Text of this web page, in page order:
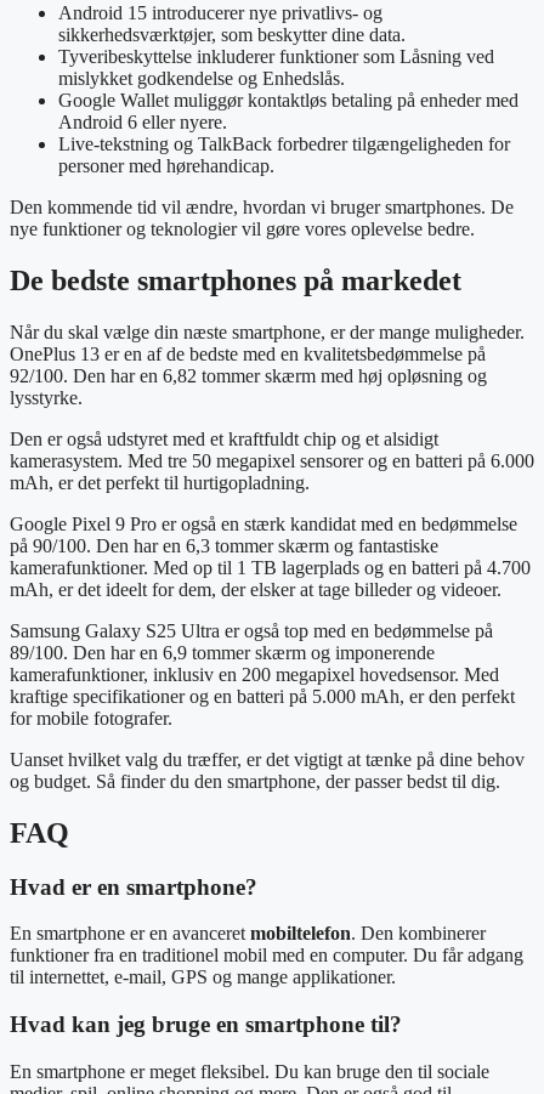
Android 15 introducerer nye privatlivs- og
sikkerhedsværktøjer, som beskytter dine data.
Tyveribeskyttelse inkluderer funktioner som Låsning ved
mislykket godkendelse og Enhedslås.
Google Wallet muliggør kontaktløs betaling på enheder med
Android 6 eller nyere.
Live-tekstning og TalkBack forbedrer tilgængeligheden for
personer med hørehandicap.
Den kommende tid vil ændre, hvordan vi bruger smartphones. De
nye funktioner og teknologier vil gøre vores oplevelse bedre.
De bedste smartphones på markedet
Når du skal vælge din næste smartphone, er der mange muligheder.
OnePlus 13 er en af de bedste med en kvalitetsbedømmelse på
92/100. Den har en 6,82 tommer skærm med høj opløsning og
lysstyrke.
Den er også udstyret med et kraftfuldt chip og et alsidigt
kamerasystem. Med tre 50 megapixel sensorer og en batteri på 6.000
mAh, er det perfekt til hurtigopladning.
Google Pixel 9 Pro er også en stærk kandidat med en bedømmelse
på 90/100. Den har en 6,3 tommer skærm og fantastiske
kamerafunktioner. Med op til 1 TB lagerplads og en batteri på 4.700
mAh, er det ideelt for dem, der elsker at tage billeder og videoer.
Samsung Galaxy S25 Ultra er også top med en bedømmelse på
89/100. Den har en 6,9 tommer skærm og imponerende
kamerafunktioner, inklusiv en 200 megapixel hovedsensor. Med
kraftige specifikationer og en batteri på 5.000 mAh, er den perfekt
for mobile fotografer.
Uanset hvilket valg du træffer, er det vigtigt at tænke på dine behov
og budget. Så finder du den smartphone, der passer bedst til dig.
FAQ
Hvad er en smartphone?
En smartphone er en avanceret mobiltelefon. Den kombinerer
funktioner fra en traditionel mobil med en computer. Du får adgang
til internettet, e-mail, GPS og mange applikationer.
Hvad kan jeg bruge en smartphone til?
En smartphone er meget fleksibel. Du kan bruge den til sociale